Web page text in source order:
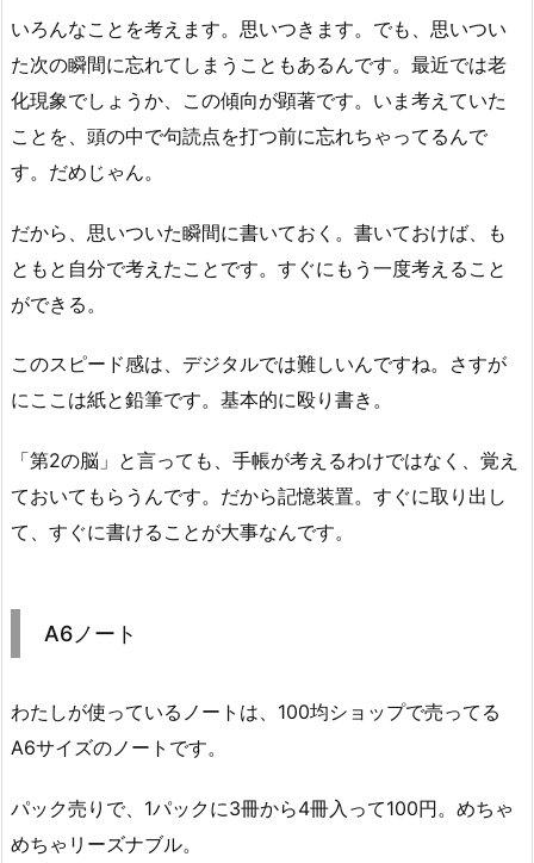
いろんなことを考えます。思いつきます。でも、思いつい
た次の瞬間に忘れてしまうこともあるんです。最近では老
化現象でしょうか、この傾向が顕著です。いま考えていた
ことを、頭の中で句読点を打つ前に忘れちゃってるんで
す。だめじゃん。
だから、思いついた瞬間に書いておく。書いておけば、も
ともと自分で考えたことです。すぐにもう一度考えること
ができる。
このスピード感は、デジタルでは難しいんですね。さすが
にここは紙と鉛筆です。基本的に殴り書き。
「第2の脳」と言っても、手帳が考えるわけではなく、覚え
ておいてもらうんです。だから記憶装置。すぐに取り出し
て、すぐに書けることが大事なんです。
A6ノート
わたしが使っているノートは、100均ショップで売ってる
A6サイズのノートです。
パック売りで、1パックに3冊から4冊入って100円。めちゃ
めちゃリーズナブル。